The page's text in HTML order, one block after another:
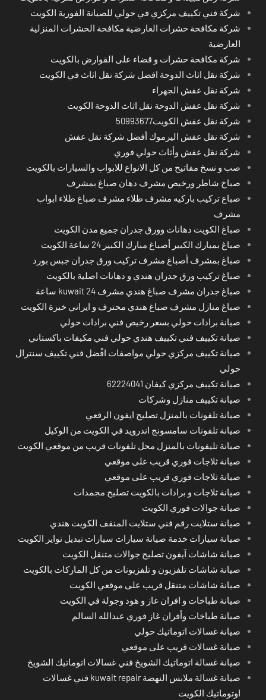
شركة فني تكييف مركزي في حولي للصيانة الفورية الكويت
شركة مكافحة حشرات العارضية مكافحة الحشرات المنزلية
العارضية
شركة مكافحة حشرات و قضاء على القوارض بالكويت
شركة نقل اثاث الدوحة افضل شركة نقل اثاث في الكويت
شركة نقل عفش الجهراء
شركة نقل عفش الدوحة نقل اثاث الدوحة الكويت
شركة نقل عفش الكويت50993677
شركة نقل عفش اليرموك أفضل شركة نقل عفش
شركة نقل عفش وأثاث حولي فوري
صب و نسخ مفاتيح من كل الانواع للابواب والسيارات بالكويت
صباخ شاطر ورخيص مشرف دهان صباغ بمشرف
صباع تركيب باركيه مشرف طلاء مشرف صباغ طلاء ابواب
مشرف
صباغ الكويت دهانات وورق جدران جميع مدن الكويت
صباغ بمبارك الكبير أصباغ مبارك الكبير 24 ساعة الكويت
صباغ بمشرف أصباغ مشرف تركيب ورق جدران جبس بورد
صباغ تركيب ورق جدران هندي و دهانات اصلية بالكويت
صباغ جدران مشرف صباغ هندي مشرف kuwait 24 ساعة
صباغ منازل مشرف صباغ هندي محترف و ايراني خبرة الكويت
صيانة برادات حولي بسعر رخيص فني برادات حولي
صيانة تكييف فني تكييف هندي حولي فني مكيفات باكستاني
صيانة تكييف مركزي حولي مواصفات افْضل فني تكييف سنترال
حولي
صيانة تكييف مركزي كيفان 62224041
صيانة تكييف منازل وشركات
صيانة تلفونات بالمنزل تصليح ايفون الرقعي
صيانة تلفونات سامسونج اندرويد في الكويت من الوكيل
صيانة تليفونات بالمنزل محل تلفونات قريب من موقعي الكويت
صيانة ثلاجات فوري قريب على موقعي
صيانة ثلاجات فوري قريب على موقعي
صيانة ثلاجات و برادات بالكويت تصليح مجمدات
صيانة جوالات فوري الكويت
صيانة ستلايت رقم فني ستلايت المنقف الكويت هندي
صيانة سيارات خدمة صيانة سيارات سيارات تبديل تواير الكويت
صيانة شاشات آيفون تصليح جوالات متنقل الكويت
صيانة شاشات تلفزيون و تلفزيونات من كل الماركات بالكويت
صيانة شاشات متنقل قريب على موقعي الكويت
صيانة طباخات و افران غاز و هود وجولة في الكويت
صيانة طباخات وأفران غاز فوري عبدالله السالم
صيانة غسالات اتوماتيك حولي
صيانة غسالات قريب على موقعي
صيانة غسالة اتوماتيك الشويخ فني غسالات اتوماتيك الشويخ
صيانة غسالة ملابس النهضة kuwait repair فني غسالات
اوتوماتيك الكويت